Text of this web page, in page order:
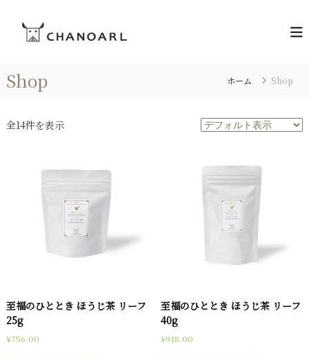
へ
ッ
Shop ホーム Shop
全14件を表示
至福のひととき ほうじ茶 リーフ
25g
¥756.00
至福のひととき ほうじ茶 リーフ
40g
¥918.00